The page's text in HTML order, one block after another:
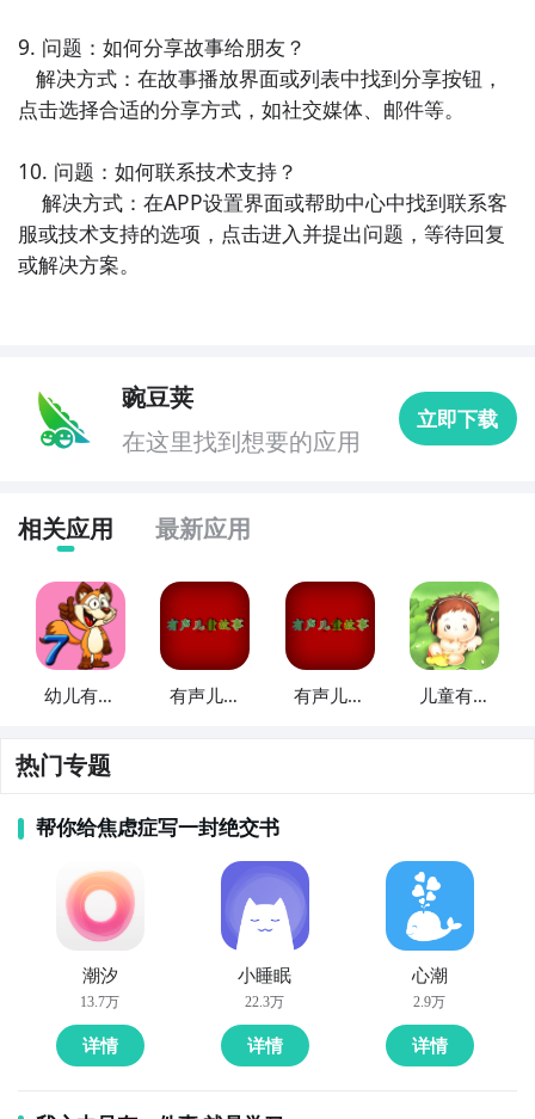
9. 问题：如何分享故事给朋友？
点击选择合适的分享方式，如社交媒体、邮件等。
10. 问题：如何联系技术支持？
服或技术支持的选项，点击进入并提出问题，等待回复
或解决方案。
豌豆荚
在这里找到想要的应用
立即下载
相关应用 最新应用
幼儿有声
有声儿童
有声儿童
儿童有声
热门专题
帮你给焦虑症写一封绝交书
潮汐
13.7万
详情
小睡眠
22.3万
详情
心潮
2.9万
详情